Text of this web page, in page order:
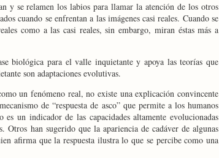
y se relamen los labios para llamar la atención de los otros
cuando se enfrentan a las imágenes casi reales. Cuando se
como a las casi reales, sin embargo, miran éstas más a
biológica para el valle inquietante y apoya las teorías que
son adaptaciones evolutivas.
un fenómeno real, no existe una explicación convincente
mecanismo de “respuesta de asco” que permite a los humanos
un indicador de las capacidades altamente evolucionadas
Otros han sugerido que la apariencia de cadáver de algunas
afirma que la respuesta ilustra lo que se percibe como una